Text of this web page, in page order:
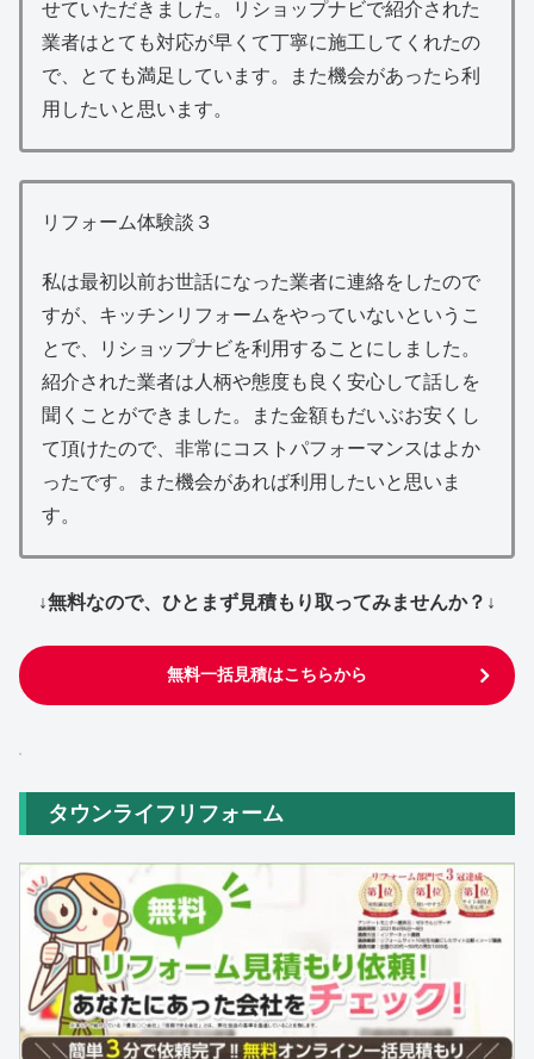
せていただきました。リショップナビで紹介された
業者はとても対応が早くて丁寧に施工してくれたの
で、とても満足しています。また機会があったら利
用したいと思います。
リフォーム体験談３
私は最初以前お世話になった業者に連絡をしたので
すが、キッチンリフォームをやっていないというこ
とで、リショップナビを利用することにしました。
紹介された業者は人柄や態度も良く安心して話しを
聞くことができました。また金額もだいぶお安くし
て頂けたので、非常にコストパフォーマンスはよか
ったです。また機会があれば利用したいと思いま
す。
↓無料なので、ひとまず見積もり取ってみませんか？↓
無料一括見積はこちらから
タウンライフリフォーム